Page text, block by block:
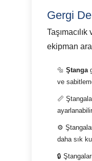
Gergi
ekipman
🔩 Ştanga
ve
📏
⚙️
daha sık
🔒